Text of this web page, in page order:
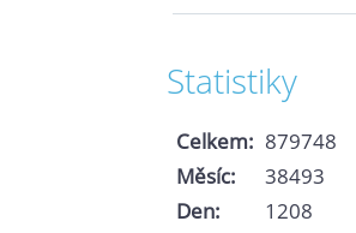
Statistiky
Celkem: 879748
Měsíc:
38493
Den:
1208